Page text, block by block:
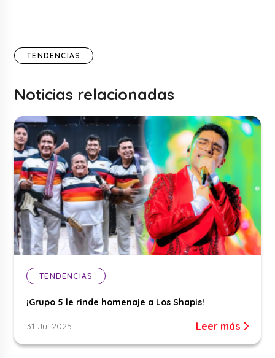
TENDENCIAS
Noticias relacionadas
TENDENCIAS
¡Grupo 5 le rinde homenaje a Los Shapis!
31 Jul 2025 Leer más